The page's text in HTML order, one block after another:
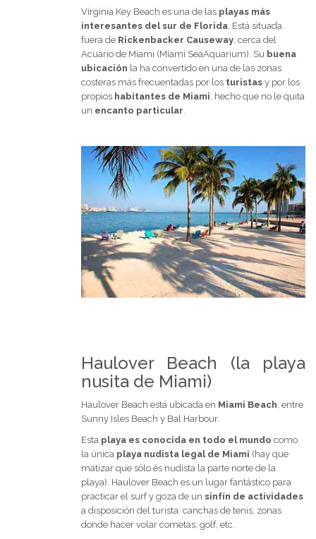
Virginia Key Beach es una de las playas más
interesantes del sur de Florida. Está situada
fuera de Rickenbacker Causeway, cerca del
Acuario de Miami (Miami SeaAquarium). Su buena
ubicación la ha convertido en una de las zonas
costeras más frecuentadas por los turistas y por los
propios habitantes de Miami, hecho que no le quita
un encanto particular.
Haulover Beach (la playa
nusita de Miami)
Haulover Beach está ubicada en Miami Beach , entre
Sunny Isles Beach y Bal Harbour.
Esta playa es conocida en todo el mundo como
la única playa nudista legal de Miami (hay que
matizar que sólo és nudista la parte norte de la
playa). Haulover Beach es un lugar fantástico para
practicar el surf y goza de un sinfín de actividades
a disposición del turista: canchas de tenis, zonas
donde hacer volar cometas, golf, etc.